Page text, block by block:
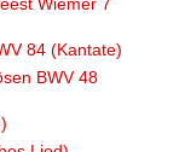
Wiemer 7
84 (Kantate)
BWV 48